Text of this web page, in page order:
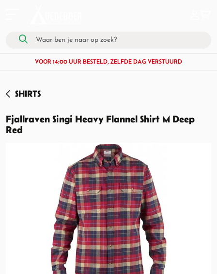
VOOR 14:00 UUR BESTELD, ZELFDE DAG VERSTUURD
SHIRTS
Fjallraven Singi Heavy Flannel Shirt M Deep
Red